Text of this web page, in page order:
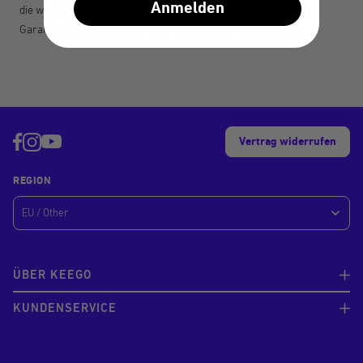
die wir leider keinen Einfluss haben. Daher können wir keine
Garantie für eine Zustellung vor Weihnachten übernehmen.
ÜBER KEEGO
KUNDENSERVICE
Vertrag widerrufen
REGION
Anmelden